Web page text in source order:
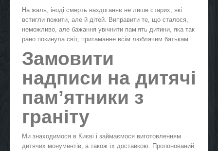
На жаль, іноді смерть наздоганяє не лише старих, які
встигли пожити, але й дітей. Виправити те, що сталося,
неможливо, але бажання увічнити пам’ять дитини, яка так
рано покинула світ, притаманне всім люблячим батькам.
Замовити
надписи на дитячі
пам’ятники з
граніту
Ми знаходимося в Києві і займаємося виготовленням
дитячих монументів, а також їх доставкою. Пропонований